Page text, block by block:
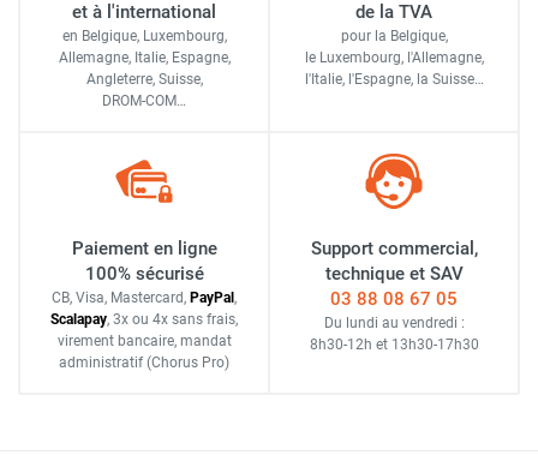
et à l'international
en Belgique, Luxembourg,
Allemagne, Italie, Espagne,
Angleterre, Suisse,
DROM-COM…
de la TVA
pour la Belgique,
le Luxembourg, l'Allemagne,
l'Italie, l'Espagne, la Suisse…
Paiement en ligne
100% sécurisé
CB, Visa, Mastercard, PayPal ,
Scalapay, 3x ou 4x sans frais,
virement bancaire, mandat
administratif (Chorus Pro)
Support commercial,
technique et SAV
03 88 08 67 05
Du lundi au vendredi :
8h30-12h et 13h30-17h30